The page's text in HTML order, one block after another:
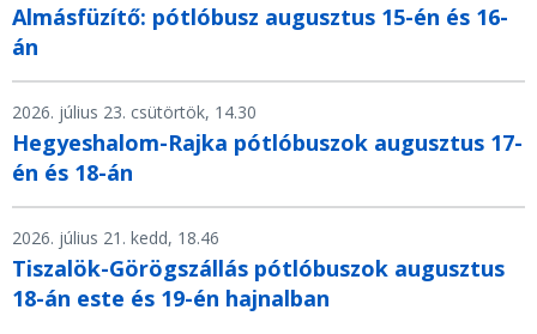
Almásfüzítő: pótlóbusz augusztus 15-én és 16-
án
2026. július 23. csütörtök, 14.30
Hegyeshalom-Rajka pótlóbuszok augusztus 17-
én és 18-án
2026. július 21. kedd, 18.46
Tiszalök-Görögszállás pótlóbuszok augusztus
18-án este és 19-én hajnalban